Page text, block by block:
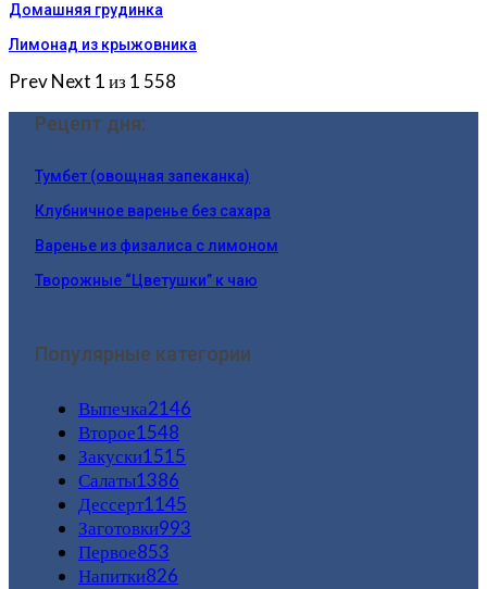
Домашняя грудинка
Лимонад из крыжовника
PrevNext 1 из 1 558
Рецепт дня:
Тумбет (овощная запеканка)
Клубничное варенье без сахара
Варенье из физалиса с лимоном
Творожные “Цветушки” к чаю
Популярные категории
Выпечка2146
Второе1548
Закуски1515
Салаты1386
Дессерт1145
Заготовки993
Первое853
Напитки826